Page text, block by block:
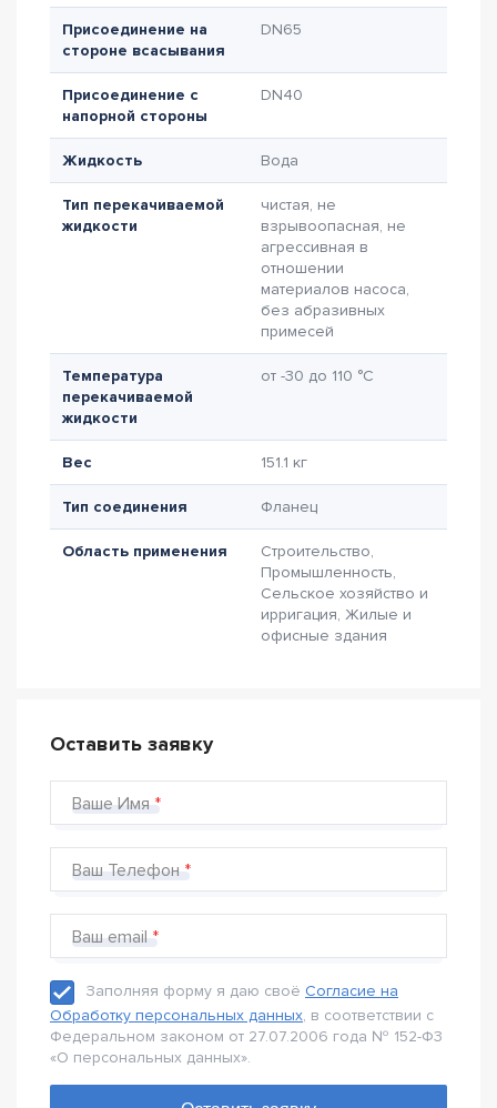
Присоединение на
стороне всасывания
DN65
Присоединение с
напорной стороны
DN40
Жидкость Вода
Тип перекачиваемой
жидкости
чистая, не
взрывоопасная, не
агрессивная в
отношении
материалов насоса,
без абразивных
примесей
Температура
перекачиваемой
жидкости
от -30 до 110 °C
Вес 151.1 кг
Тип соединения Фланец
Область применения
Строительство,
Промышленность,
Сельское хозяйство и
ирригация, Жилые и
офисные здания
Оставить заявку
Ваше Имя
Ваш Телефон
Ваш email
Заполняя форму я даю своё Согласие на
Обработку персональных данных, в соответствии с
Федеральном законом от 27.07.2006 года № 152-Ф3
«О персональных данных».